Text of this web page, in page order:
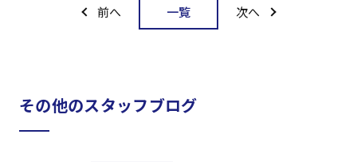
前へ 一覧 次へ
その他のスタッフブログ